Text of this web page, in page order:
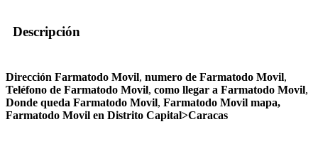
Descripción
Dirección Farmatodo Movil, numero de Farmatodo Movil,
Teléfono de Farmatodo Movil, como llegar a Farmatodo Movil,
Donde queda Farmatodo Movil, Farmatodo Movil mapa,
Farmatodo Movil en Distrito Capital>Caracas